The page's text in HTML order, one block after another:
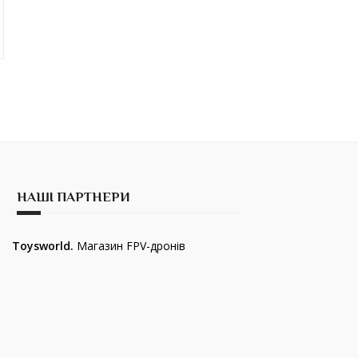
НАШІ ПАРТНЕРИ
Toysworld. Магазин FPV-дронів